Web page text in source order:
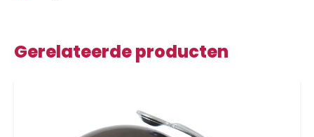
Gerelateerde producten